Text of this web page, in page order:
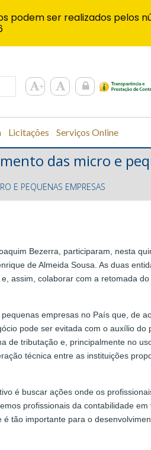
Licitações Serviços Online
das micro e
E PEQUENAS EMPRESAS
Bezerra, participaram, nesta
de Almeida Sousa. As duas
assim, colaborar com a retomada
empresas no País que, de
pode ser evitada com o auxílio do
de tributação e, principalmente no
técnica entre as instituições
é buscar ações onde os
profissionais da contabilidade em
tão importante para o
ser realizados pelos